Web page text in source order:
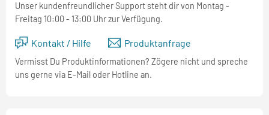
Unser kundenfreundlicher Support steht dir von Montag -
Freitag 10:00 - 13:00 Uhr zur Verfügung.
Kontakt / Hilfe Produktanfrage
Vermisst Du Produktinformationen? Zögere nicht und spreche
uns gerne via E-Mail oder Hotline an.